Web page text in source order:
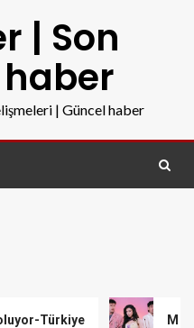
| Son
| Güncel haber
M Lisa ve Dolu